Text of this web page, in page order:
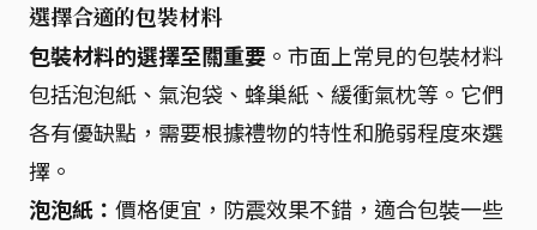
選擇合適的包裝材料
包裝材料的選擇至關重要 。市面上常見的包裝材料
包括泡泡紙、氣泡袋、蜂巢紙、緩衝氣枕等。它們
各有優缺點，需要根據禮物的特性和脆弱程度來選
擇。
泡泡紙： 價格便宜，防震效果不錯，適合包裝一些